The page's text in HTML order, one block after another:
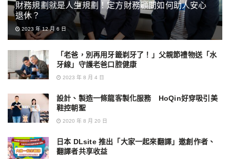
財務規劃就是人生規劃！定方財務顧問如何助人安心
退休？
2023 年 12 月 6 日
「老爸，別再用牙籤剃牙了！」父親節禮物送「水
牙線」守護老爸口腔健康
2023 年 8 月 4 日
設計、製造一條龍客製化服務 HoQin好穿吸引美
鞋控朝聖
2020 年 8 月 20 日
日本 DLsite 推出「大家一起來翻譯」邀創作者、
翻譯者共享收益